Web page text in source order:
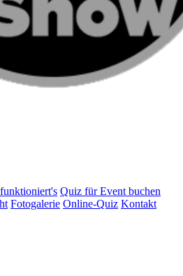
Quiz für Event buchen
Fotogalerie Online-Quiz Kontakt